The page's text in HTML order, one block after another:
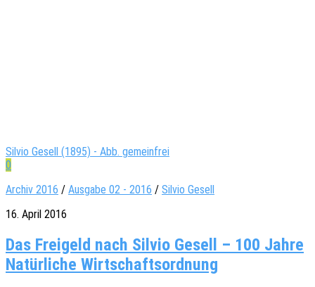
Silvio Gesell (1895) - Abb. gemeinfrei
0
Archiv 2016 / Ausgabe 02 - 2016 / Silvio Gesell
16. April 2016
Das Freigeld nach Silvio Gesell – 100 Jahre
Natürliche Wirtschaftsordnung